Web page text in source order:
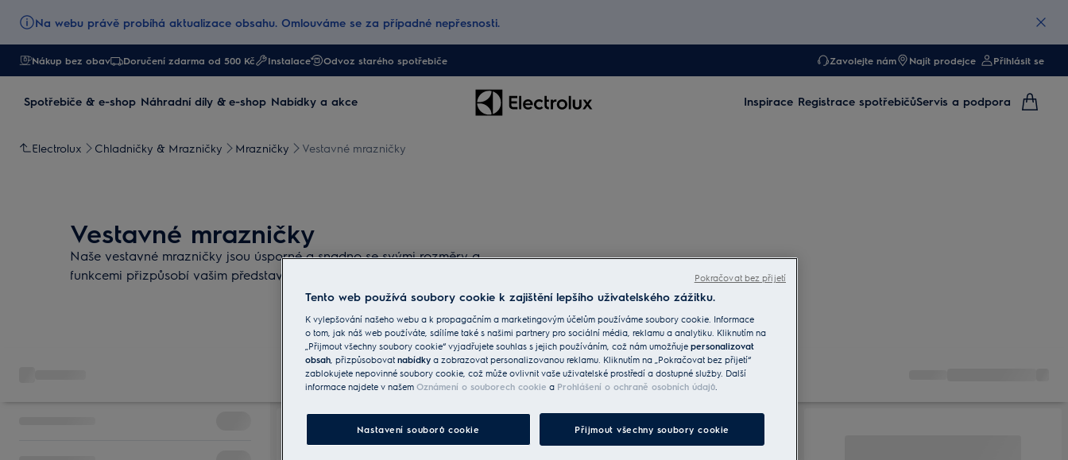
Na webu právě probíhá aktualizace obsahu. Omlouváme se za případné nepřesnosti.
Nákup bez obav Doručení zdarma od 500 Kč Instalace Odvoz starého spotřebiče Zavolejte nám Najít prodejce Přihlásit se
Spotřebiče & e-shop Náhradní díly & e-shop Nabídky a akce Inspirace Registrace spotřebičůServis a podpora
Electrolux Chladničky & Mrazničky Mrazničky Vestavné mrazničky
Vestavné mrazničky
Naše vestavné mrazničky jsou úsporné a snadno se svými rozměry a
funkcemi přizpůsobí vašim představám i prostoru kuchyně.
Tento web používá soubory cookie k zajištění lepšího uživatelského zážitku.
K vylepšování našeho webu a k propagačním a marketingovým účelům používáme soubory cookie. Informace
o tom, jak náš web používáte, sdílíme také s našimi partnery pro sociální média, reklamu a analytiku. Kliknutím na
„Přijmout všechny soubory cookie“ vyjadřujete souhlas s jejich používáním, což nám umožňuje personalizovat
obsah, přizpůsobovat nabídky a zobrazovat personalizovanou reklamu. Kliknutím na „Pokračovat bez přijetí“
zablokujete nepovinné soubory cookie, což může ovlivnit vaše uživatelské prostředí a dostupné služby. Další
informace najdete v našem Oznámení o souborech cookie a Prohlášení o ochraně osobních údajů.
Nastavení souborů cookie Přijmout všechny soubory cookie
Pokračovat bez přijetí